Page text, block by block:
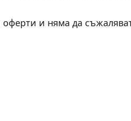
и няма да